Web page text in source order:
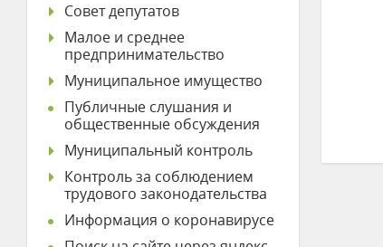
Совет депутатов
Малое и среднее
предпринимательство
Муниципальное имущество
Публичные слушания и
общественные обсуждения
Муниципальный контроль
Контроль за соблюдением
трудового законодательства
Информация о коронавирусе